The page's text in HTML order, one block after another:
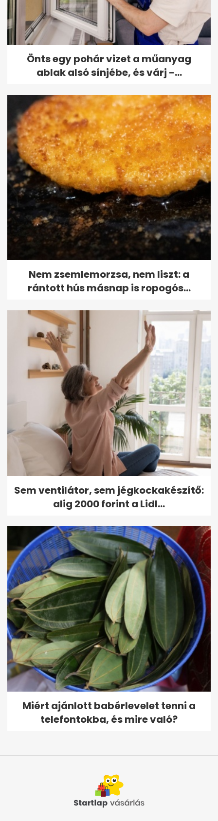
Önts egy pohár vizet a műanyag
ablak alsó sínjébe, és várj -...
Nem zsemlemorzsa, nem liszt: a
rántott hús másnap is ropogós...
Sem ventilátor, sem jégkockakészítő:
alig 2000 forint a Lidl...
Miért ajánlott babérlevelet tenni a
telefontokba, és mire való?